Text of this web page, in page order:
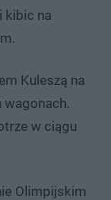
kibic na
Kuleszą na
wagonach.
w ciągu
Olimpijskim